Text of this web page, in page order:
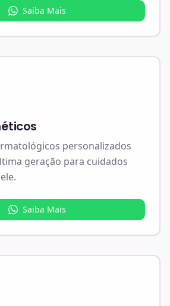
Saiba Mais
personalizados
geração para cuidados
Saiba Mais